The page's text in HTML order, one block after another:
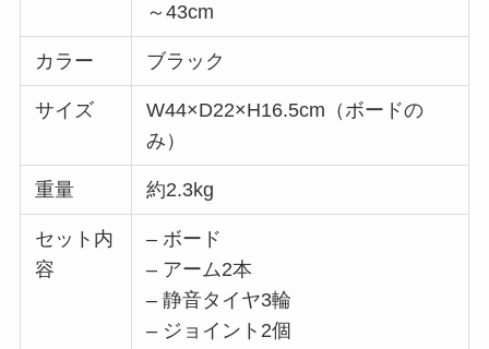
～43cm
カラー ブラック
サイズ
W44×D22×H16.5cm（ボードの
み）
重量 約2.3kg
セット内
容
– ボード
– アーム2本
– 静音タイヤ3輪
– ジョイント2個